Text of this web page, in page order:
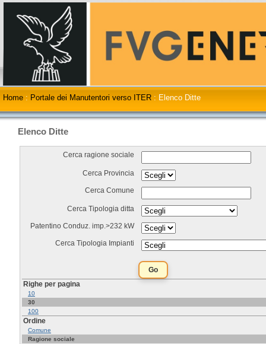
Home : Portale dei Manutentori verso ITER : Elenco Ditte
Elenco Ditte
Cerca ragione sociale
Cerca Provincia
Cerca Comune
Cerca Tipologia ditta
Patentino Conduz. imp.>232 kW
Cerca Tipologia Impianti
Righe per pagina
10
30
100
Ordine
Comune
Ragione sociale